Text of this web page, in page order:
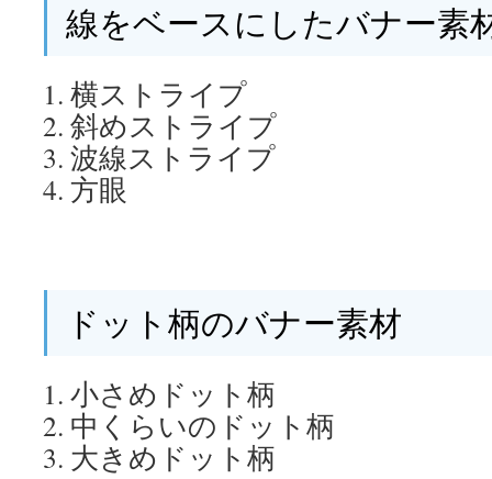
線をベースにしたバナー素
横ストライプ
斜めストライプ
波線ストライプ
方眼
ドット柄のバナー素材
小さめドット柄
中くらいのドット柄
大きめドット柄